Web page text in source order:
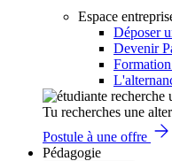
Espace
Déposer
Devenir
Tu recherches une
Postule à une offre
Pédagogie